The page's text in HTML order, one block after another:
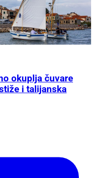
okuplja čuvare
i talijanska